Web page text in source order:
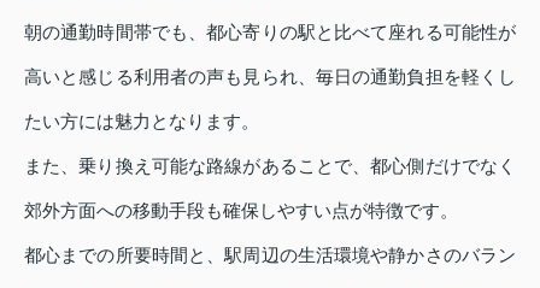
朝の通勤時間帯でも、都心寄りの駅と比べて座れる可能性が
高いと感じる利用者の声も見られ、毎日の通勤負担を軽くし
たい方には魅力となります。
また、乗り換え可能な路線があることで、都心側だけでなく
郊外方面への移動手段も確保しやすい点が特徴です。
都心までの所要時間と、駅周辺の生活環境や静かさのバラン